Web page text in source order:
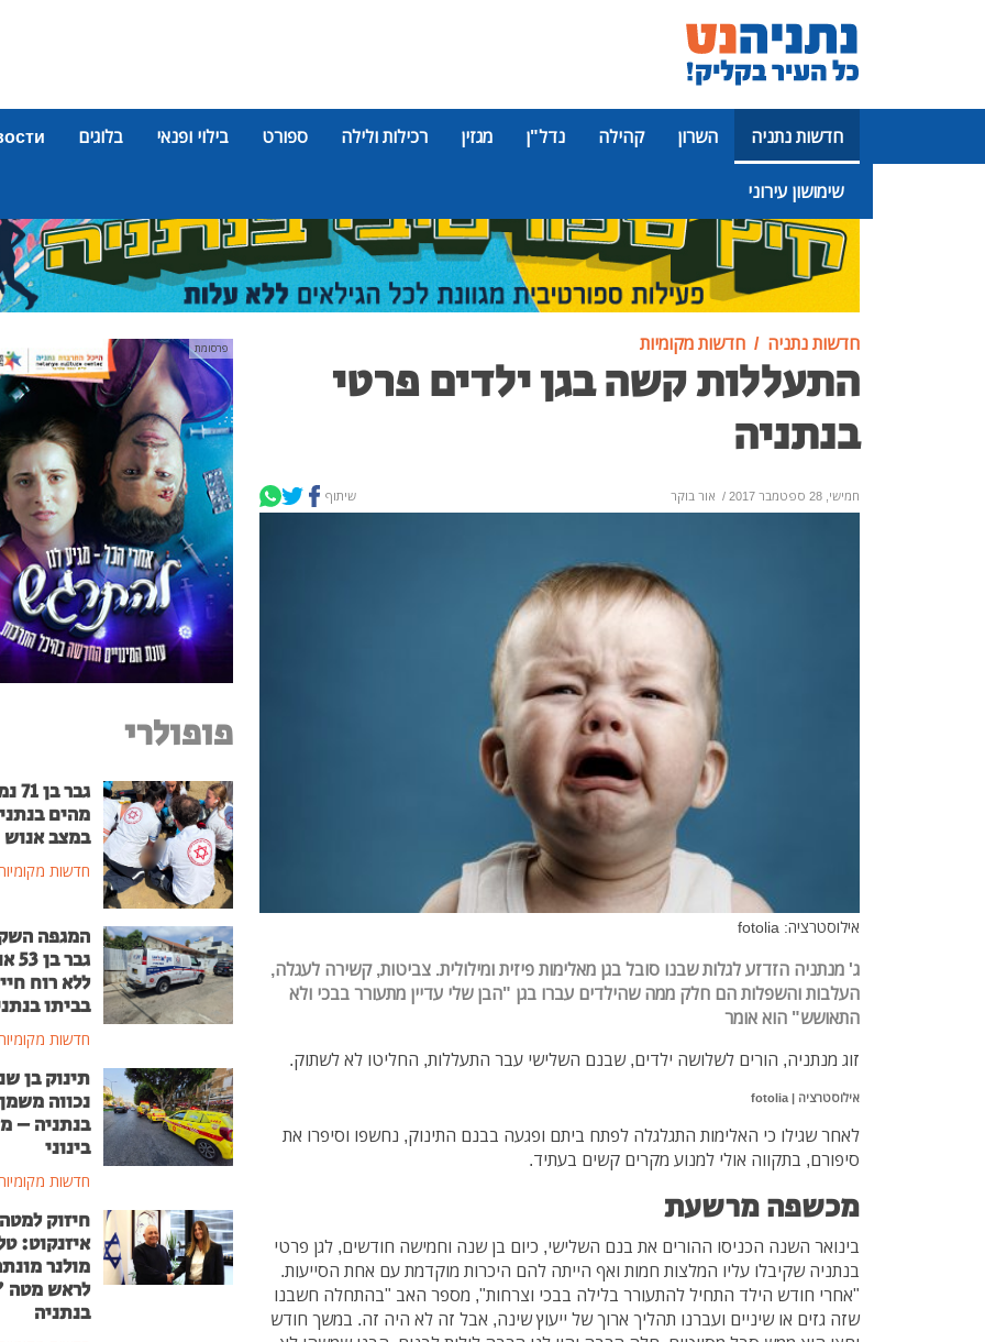
חדשות נתניה השרון קהילה נדל"ן מגזין רכילות ולילה ספורט בילוי ופנאי בלוגים
שימושון עירוני
פרסומת
חדשות נתניה חדשות מקומיות
התעללות קשה בגן ילדים פרטי
בנתניה
חמישי, 28 ספטמבר 2017 / אור בוקר שיתוף
אילוסטרציה: fotolia
ג' מנתניה הזדזע לגלות שבנו סובל בגן מאלימות פיזית ומילולית. צביטות, קשירה לעגלה,
העלבות והשפלות הם חלק ממה שהילדים עברו בגן "הבן שלי עדיין מתעורר בבכי ולא
התאושש" הוא אומר
זוג מנתניה, הורים לשלושה ילדים, שבנם השלישי עבר התעללות, החליטו לא לשתוק.
אילוסטרציה | fotolia
לאחר שגילו כי האלימות התגלגלה לפתח ביתם ופגעה בבנם התינוק, נחשפו וסיפרו את
סיפורם, בתקווה אולי למנוע מקרים קשים בעתיד.
מכשפה מרשעת
בינואר השנה הכניסו ההורים את בנם השלישי, כיום בן שנה וחמישה חודשים, לגן פרטי
בנתניה שקיבלו עליו המלצות חמות ואף הייתה להם היכרות מוקדמת עם אחת הסייעות.
"אחרי חודש הילד התחיל להתעורר בלילה בבכי וצרחות", מספר האב "בהתחלה חשבנו
שזה גזים או שיניים ועברנו תהליך ארוך של ייעוץ שינה, אבל זה לא היה זה. במשך חודש
פרסומת
פופולרי
גבר
מהים
במצב אנוש
חדשות
המגפה
גבר
ללא רוח
בביתו
חדשות
תינוק בן
נכווה
בנתניה –
בינוני
חדשות
חיזוק למטה
איזנקוט:
מולנר
לראש
בנתניה